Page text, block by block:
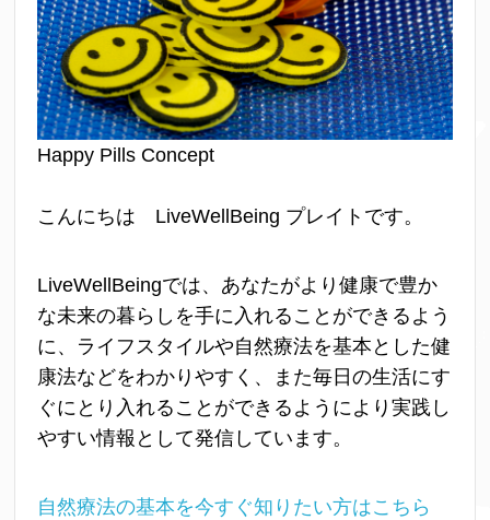
Happy Pills Concept
こんにちは LiveWellBeing プレイトです。
LiveWellBeingでは、あなたがより健康で豊か
な未来の暮らしを手に入れることができるよう
に、ライフスタイルや自然療法を基本とした健
康法などをわかりやすく、また毎日の生活にす
ぐにとり入れることができるようにより実践し
やすい情報として発信しています。
自然療法の基本を今すぐ知りたい方はこちら